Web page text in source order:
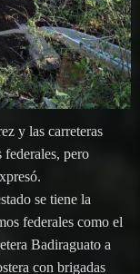
y las carreteras
federales, pero
se tiene la
federales como el
Badiraguato a
con brigadas